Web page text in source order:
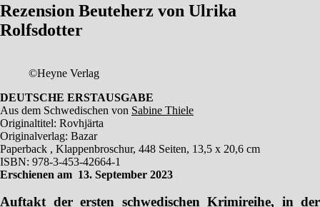
Rezension Beuteherz von Ulrika
Rolfsdotter
©Heyne Verlag
DEUTSCHE ERSTAUSGABE
Aus dem Schwedischen von Sabine Thiele
Originaltitel: Rovhjärta
Originalverlag: Bazar
Paperback , Klappenbroschur, 448 Seiten, 13,5 x 20,6 cm
ISBN: 978-3-453-42664-1
Erschienen am 13. September 2023
Auftakt der ersten schwedischen Krimireihe, in der